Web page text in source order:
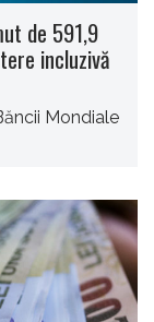
de 591,9
incluzivă
Mondiale